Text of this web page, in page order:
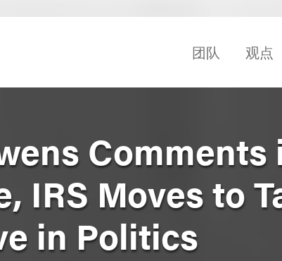
团队 观点
Comments
IRS Moves to
in Politics